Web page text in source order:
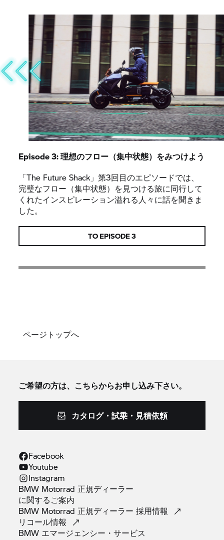
Episode 3: 理想のフロー（集中状態）をみつけよう
「The Future Shack」第3回目のエピソードでは、
完璧なフロー（集中状態）を見つける旅に同行して
くれたインスピレーション溢れる人々に話を聞きま
した。
TO EPISODE 3
ページトップへ
ご希望の方は、こちらからお申し込み下さい。
カタログ・試乗・見積依頼
Facebook
Youtube
Instagram
BMW Motorrad 正規ディーラー
に関するご案内
BMW Motorrad 正規ディーラー採用情報
リコール情報
BMW エマージェンシー・サービス